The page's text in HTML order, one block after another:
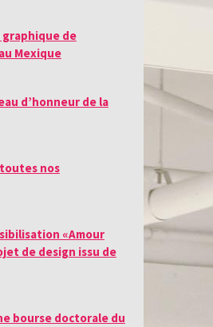
de
Mexique
d’honneur de la
nos
«Amour
de design issu de
bourse doctorale du